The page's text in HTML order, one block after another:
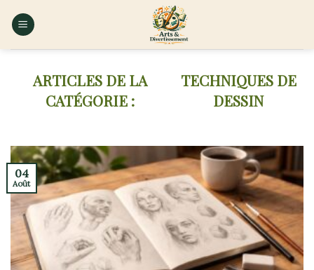
TECHNIQUES DE
DESSIN
04
Août